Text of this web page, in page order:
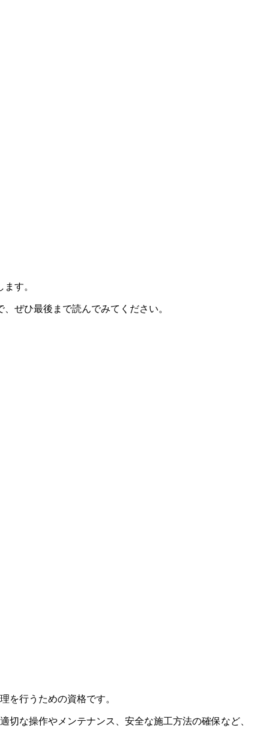
す。
、ぜひ最後まで読んでみてください。
を行うための資格です。
な操作やメンテナンス、安全な施工方法の確保など、